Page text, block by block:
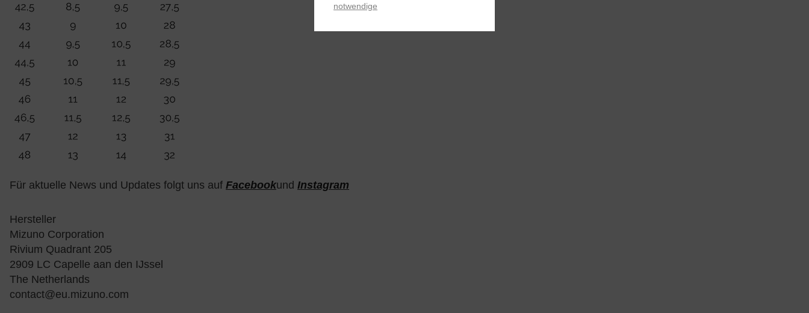
Für aktuelle News und Updates folgt uns auf Facebookund Instagram
Hersteller
Mizuno Corporation
Rivium Quadrant 205
2909 LC Capelle aan den IJssel
The Netherlands
contact@eu.mizuno.com
notwendige